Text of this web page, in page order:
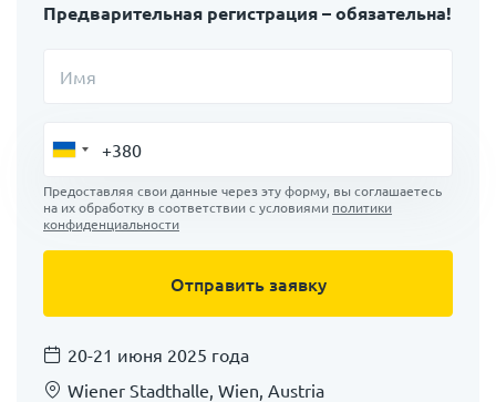
Предварительная регистрация – обязательна!
Имя
Предоставляя свои данные через эту форму, вы соглашаетесь
на их обработку в соответствии с условиями политики
конфиденциальности
20-21 июня 2025 года
Wiener Stadthalle, Wien, Austria